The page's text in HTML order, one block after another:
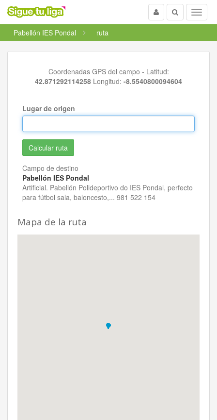
Menu
Buscar
Usuario
Pabellón IES Pondal
ruta
Coordenadas GPS del campo - Latitud:
42.871292114258 Longitud: -8.5540800094604
Lugar de origen
Campo de destino
Pabellón IES Pondal
Artificial. Pabellón Polideportivo do IES Pondal, perfecto
para fútbol sala, baloncesto,... 981 522 154
Mapa de la ruta